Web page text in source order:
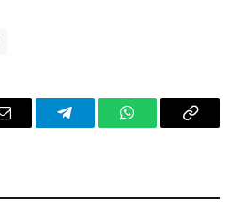
Email TelegramWhatsAppCopy